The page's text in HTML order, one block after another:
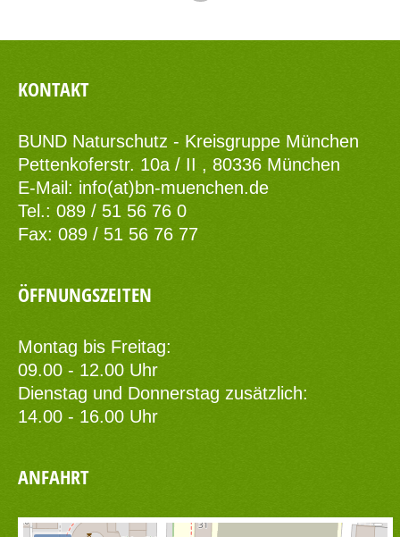
KONTAKT
BUND Naturschutz - Kreisgruppe München
Pettenkoferstr. 10a / II , 80336 München
E-Mail: info(at)bn-muenchen.de
Tel.: 089 / 51 56 76 0
Fax: 089 / 51 56 76 77
ÖFFNUNGSZEITEN
Montag bis Freitag:
09.00 - 12.00 Uhr
Dienstag und Donnerstag zusätzlich:
14.00 - 16.00 Uhr
ANFAHRT